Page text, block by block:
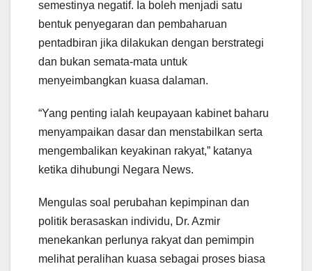
semestinya negatif. Ia boleh menjadi satu
bentuk penyegaran dan pembaharuan
pentadbiran jika dilakukan dengan berstrategi
dan bukan semata-mata untuk
menyeimbangkan kuasa dalaman.
“Yang penting ialah keupayaan kabinet baharu
menyampaikan dasar dan menstabilkan serta
mengembalikan keyakinan rakyat,” katanya
ketika dihubungi Negara News.
Mengulas soal perubahan kepimpinan dan
politik berasaskan individu, Dr. Azmir
menekankan perlunya rakyat dan pemimpin
melihat peralihan kuasa sebagai proses biasa